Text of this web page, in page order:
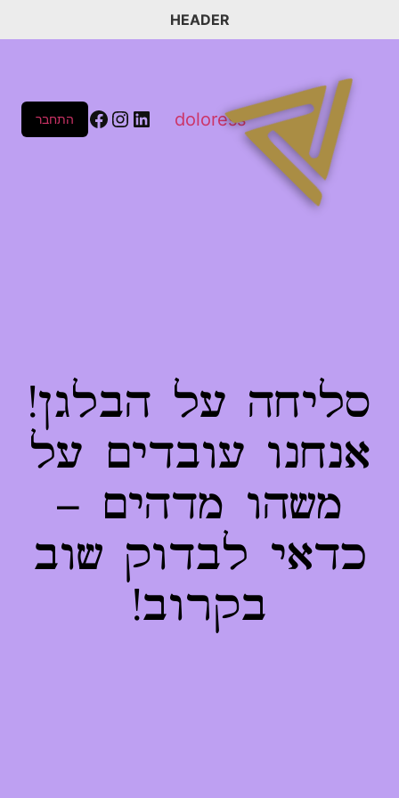
HEADER
doloress התחבר
סליחה על הבלגן!
אנחנו עובדים על
משהו מדהים –
כדאי לבדוק שוב
בקרוב!